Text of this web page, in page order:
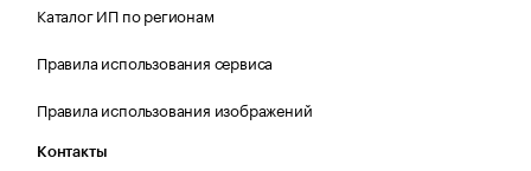
Каталог ИП по регионам
Правила использования сервиса
Правила использования изображений
Контакты